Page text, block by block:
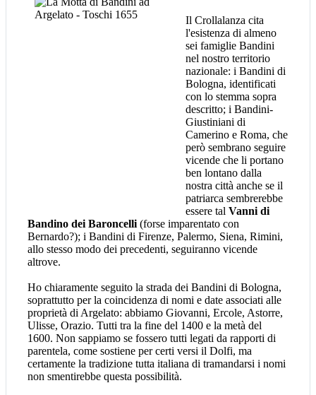
Il Crollalanza cita
l'esistenza di almeno
sei famiglie Bandini
nel nostro territorio
nazionale: i Bandini di
Bologna, identificati
con lo stemma sopra
descritto; i Bandini-
Giustiniani di
Camerino e Roma, che
però sembrano seguire
vicende che li portano
ben lontano dalla
nostra città anche se il
patriarca sembrerebbe
essere tal Vanni di
Bandino dei Baroncelli (forse imparentato con
Bernardo?); i Bandini di Firenze, Palermo, Siena, Rimini,
allo stesso modo dei precedenti, seguiranno vicende
altrove.
Ho chiaramente seguito la strada dei Bandini di Bologna,
soprattutto per la coincidenza di nomi e date associati alle
proprietà di Argelato: abbiamo Giovanni, Ercole, Astorre,
Ulisse, Orazio. Tutti tra la fine del 1400 e la metà del
1600. Non sappiamo se fossero tutti legati da rapporti di
parentela, come sostiene per certi versi il Dolfi, ma
certamente la tradizione tutta italiana di tramandarsi i nomi
non smentirebbe questa possibilità.